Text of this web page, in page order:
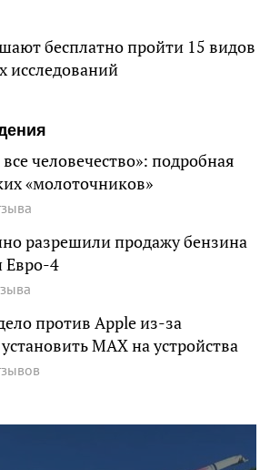
бесплатно пройти 15 видов
исследований
человечество»: подробная
«молоточников»
разрешили продажу бензина
Евро-4
против Apple из-за
MAX на устройства